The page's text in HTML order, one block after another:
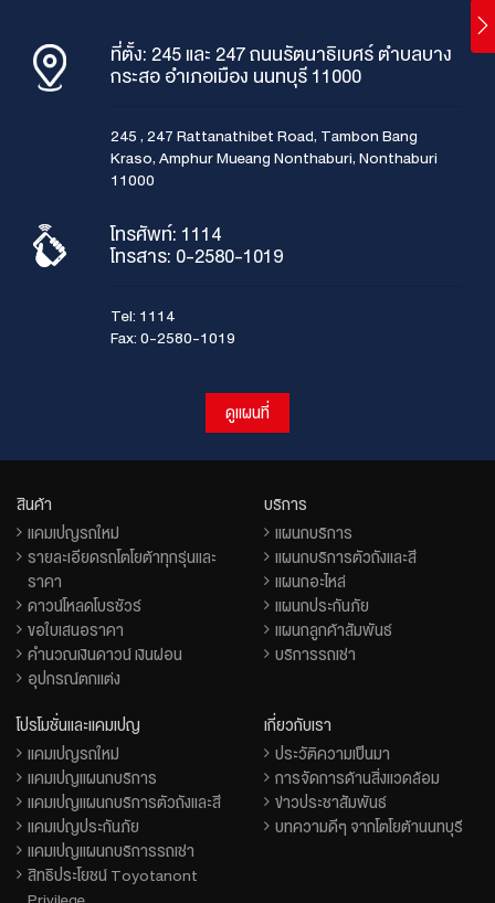
ที่ตั้ง: 245 และ 247 ถนนรัตนาธิเบศร์ ตำบลบาง
กระสอ อำเภอเมือง นนทบุรี 11000
245 , 247 Rattanathibet Road, Tambon Bang
Kraso, Amphur Mueang Nonthaburi, Nonthaburi
11000
โทรศัพท์: 1114
โทรสาร: 0-2580-1019
Tel: 1114
Fax: 0-2580-1019
ดูแผนที่
สินค้า
แคมเปญรถใหม่
รายละเอียดรถโตโยต้าทุกรุ่นและ
ราคา
ดาวน์โหลดโบรชัวร์
ขอใบเสนอราคา
คำนวณเงินดาวน์ เงินผ่อน
อุปกรณ์ตกแต่ง
บริการ
แผนกบริการ
แผนกบริการตัวถังและสี
แผนกอะไหล่
แผนกประกันภัย
แผนกลูกค้าสัมพันธ์
บริการรถเช่า
โปรโมชั่นและแคมเปญ
แคมเปญรถใหม่
แคมเปญแผนกบริการ
แคมเปญแผนกบริการตัวถังและสี
แคมเปญประกันภัย
แคมเปญแผนกบริการรถเช่า
สิทธิประโยชน์ Toyotanont
เกี่ยวกับเรา
ประวัติความเป็นมา
การจัดการด้านสิ่งแวดล้อม
ข่าวประชาสัมพันธ์
บทความดีๆ จากโตโยต้านนทบุรี